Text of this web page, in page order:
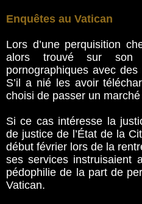
Enquêtes au Vatican
Lors d’une perquisition
alors trouvé sur son
pornographiques avec
S’il a nié les avoir
choisi de passer un
Si ce cas intéresse la
de justice de l’État de la
début février lors de la
ses services instruisaient
pédophilie de la part de
Vatican.